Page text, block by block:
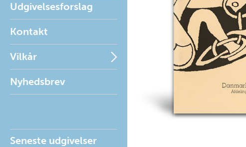
Udgivelsesforslag
Kontakt
Vilkår
Nyhedsbrev
Seneste udgivelser